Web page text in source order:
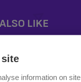
information on site